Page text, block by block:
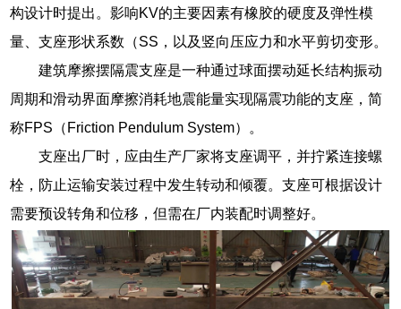
构设计时提出。影响KV的主要因素有橡胶的硬度及弹性模
量、支座形状系数（SS，以及竖向压应力和水平剪切变形。
建筑摩擦摆隔震支座是一种通过球面摆动延长结构振动
周期和滑动界面摩擦消耗地震能量实现隔震功能的支座，简
称FPS（Friction Pendulum System）。
支座出厂时，应由生产厂家将支座调平，并拧紧连接螺
栓，防止运输安装过程中发生转动和倾覆。支座可根据设计
需要预设转角和位移，但需在厂内装配时调整好。